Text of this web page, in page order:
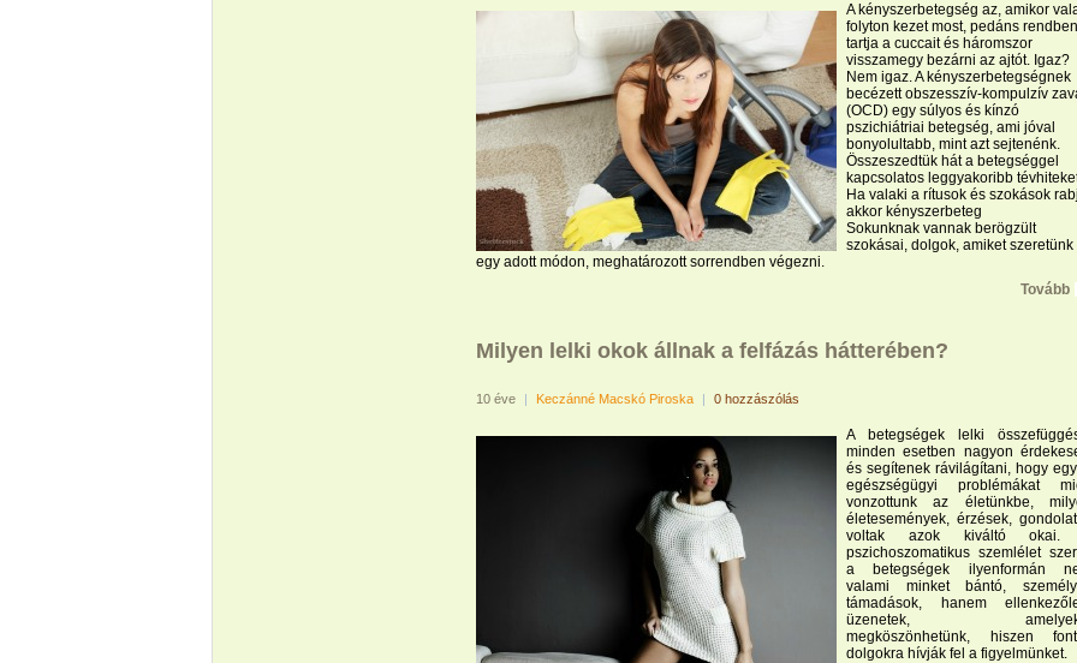
A kényszerbetegség az, amikor
folyton kezet most, pedáns rendben
tartja a cuccait és háromszor
visszamegy bezárni az ajtót. Igaz?
Nem igaz. A kényszerbetegségnek
becézett obszesszív-kompulzív
(OCD) egy súlyos és kínzó
pszichiátriai betegség, ami jóval
bonyolultabb, mint azt sejtenénk.
Összeszedtük hát a betegséggel
kapcsolatos leggyakoribb
Ha valaki a rítusok és szokások
akkor kényszerbeteg
Sokunknak vannak berögzült
szokásai, dolgok, amiket szeretünk
egy adott módon, meghatározott sorrendben végezni.
Tovább
Milyen lelki okok állnak a felfázás hátterében?
10 éve | Keczánné Macskó Piroska | 0 hozzászólás
A betegségek lelki
minden esetben nagyon
és segítenek rávilágítani, hogy
egészségügyi problémákat
vonzottunk az életünkbe,
életesemények, érzések,
voltak azok kiváltó okai.
pszichoszomatikus szemlélet
a betegségek ilyenformán
valami minket bántó,
támadások, hanem
üzenetek,
megköszönhetünk, hiszen
dolgokra hívják fel a figyelmünket.